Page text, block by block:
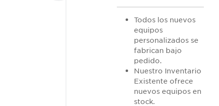
Todos los nuevos
equipos
personalizados se
fabrican bajo
pedido.
Nuestro Inventario
Existente ofrece
nuevos equipos en
stock.